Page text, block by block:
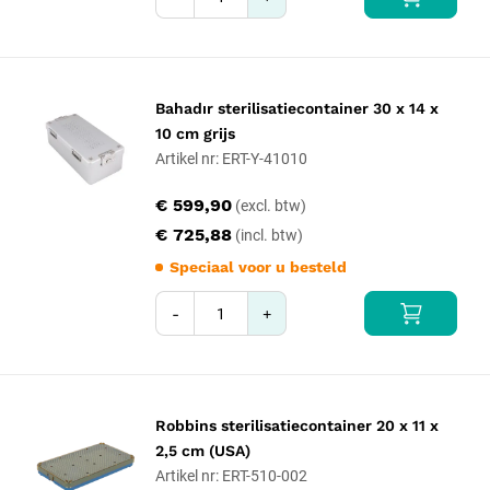
Bahadır sterilisatiecontainer 30 x 14 x
10 cm grijs
Artikel nr: ERT-Y-41010
€ 725,88
€ 599,90
Speciaal voor u besteld
- +
Robbins sterilisatiecontainer 20 x 11 x
2,5 cm (USA)
Artikel nr: ERT-510-002